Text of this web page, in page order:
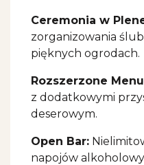
Ceremonia w
zorganizowania
pięknych ogrodach.
Rozszerzone
z dodatkowymi
deserowym.
Open Bar:
napojów